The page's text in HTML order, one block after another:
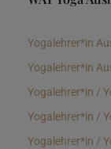
Yogalehrer*in
Yogalehrer*in
Yogalehrer*in /
Yogalehrer*in /
Yogalehrer*in /